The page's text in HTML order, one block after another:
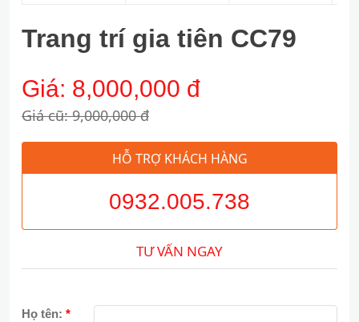
Trang trí gia tiên CC79
Giá: 8,000,000 đ
Giá cũ: 9,000,000 đ
HỖ TRỢ KHÁCH HÀNG
0932.005.738
TƯ VẤN NGAY
Họ tên: *